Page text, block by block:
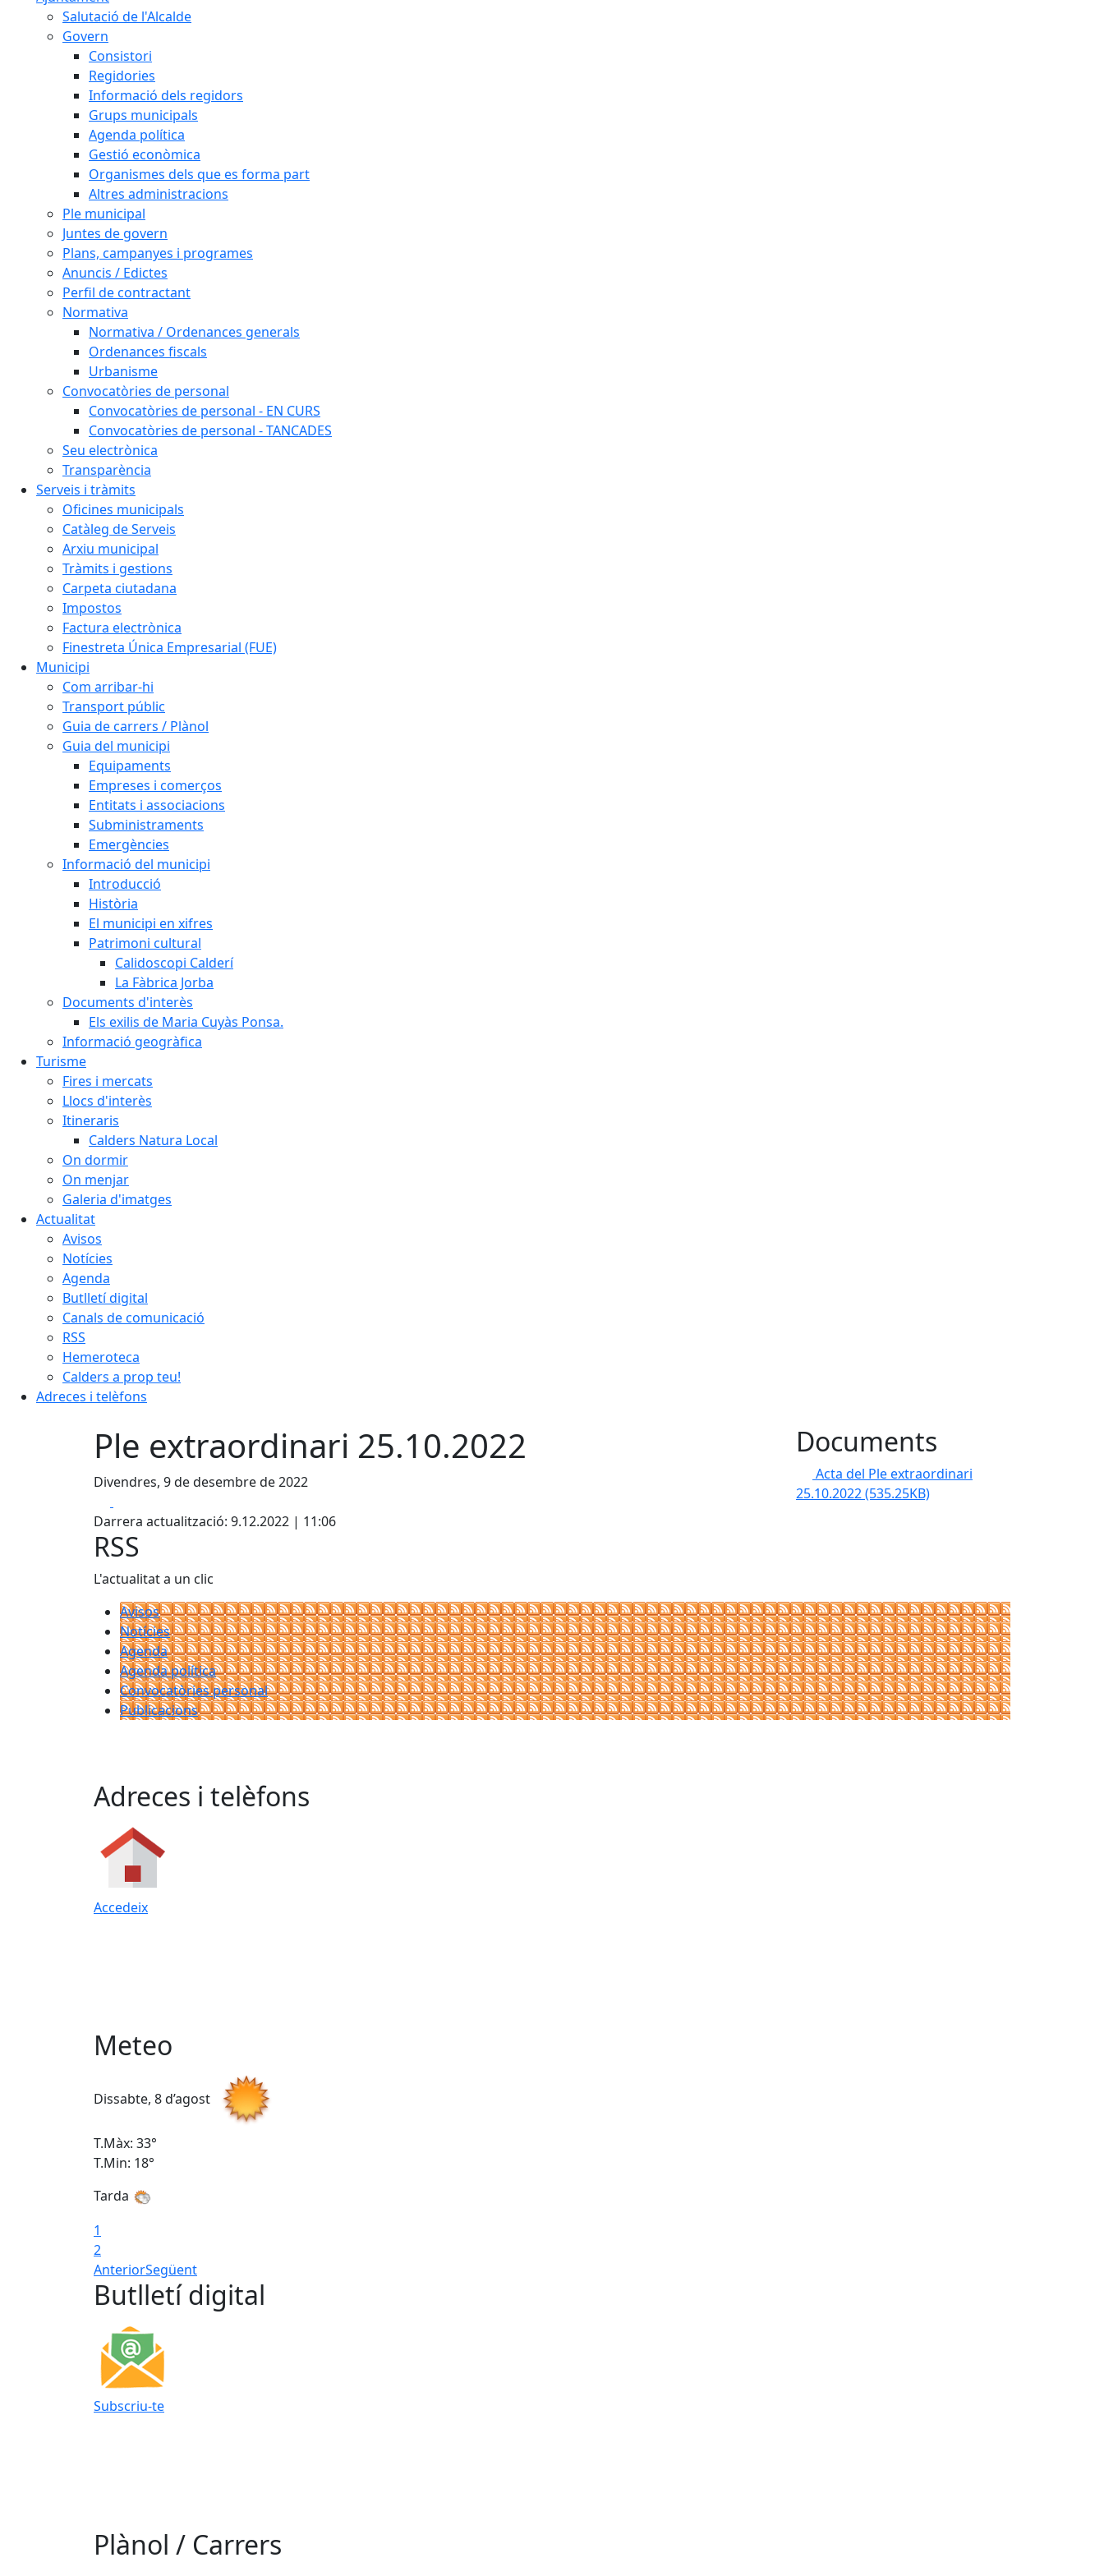
Salutació de l'Alcalde
Govern
Consistori
Regidories
Informació dels regidors
Grups municipals
Agenda política
Gestió econòmica
Organismes dels que es forma part
Altres administracions
Ple municipal
Juntes de govern
Plans, campanyes i programes
Anuncis / Edictes
Perfil de contractant
Normativa
Normativa / Ordenances generals
Ordenances fiscals
Urbanisme
Convocatòries de personal
Convocatòries de personal - EN CURS
Convocatòries de personal - TANCADES
Seu electrònica
Transparència
Serveis i tràmits
Oficines municipals
Catàleg de Serveis
Arxiu municipal
Tràmits i gestions
Carpeta ciutadana
Impostos
Factura electrònica
Finestreta Única Empresarial (FUE)
Municipi
Com arribar-hi
Transport públic
Guia de carrers / Plànol
Guia del municipi
Equipaments
Empreses i comerços
Entitats i associacions
Subministraments
Emergències
Informació del municipi
Introducció
Història
El municipi en xifres
Patrimoni cultural
Calidoscopi Calderí
La Fàbrica Jorba
Documents d'interès
Els exilis de Maria Cuyàs Ponsa.
Informació geogràfica
Turisme
Fires i mercats
Llocs d'interès
Itineraris
Calders Natura Local
On dormir
On menjar
Galeria d'imatges
Actualitat
Avisos
Notícies
Agenda
Butlletí digital
Canals de comunicació
RSS
Hemeroteca
Calders a prop teu!
Adreces i telèfons
Ple extraordinari 25.10.2022
Divendres, 9 de desembre de 2022
Darrera actualització: 9.12.2022 | 11:06
Documents
Acta del Ple extraordinari
25.10.2022(535.25KB)
RSS
L'actualitat a un clic
Avisos
Notícies
Agenda
Agenda política
Convocatòries personal
Publicacions
Adreces i telèfons
Accedeix
Meteo
Dissabte, 8 d’agost
T.Màx: 33°
T.Min: 18°
Tarda
1
2
AnteriorSegüent
Butlletí digital
Subscriu-te
Plànol / Carrers